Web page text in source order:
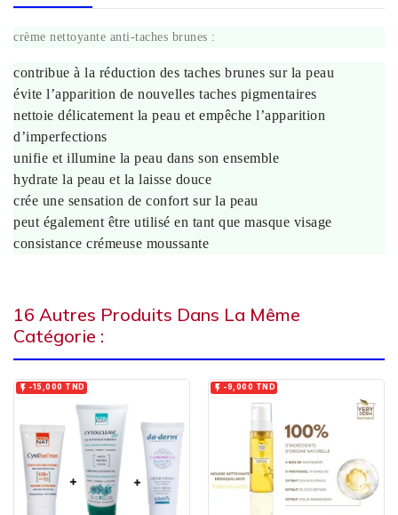
crème nettoyante anti-taches brunes :
contribue à la réduction des taches brunes sur la peau
évite l’apparition de nouvelles taches pigmentaires
nettoie délicatement la peau et empêche l’apparition
d’imperfections
unifie et illumine la peau dans son ensemble
hydrate la peau et la laisse douce
crée une sensation de confort sur la peau
peut également être utilisé en tant que masque visage
consistance crémeuse moussante
16 Autres Produits Dans La Même
Catégorie :
 -15,000 TND  -9,000 TND